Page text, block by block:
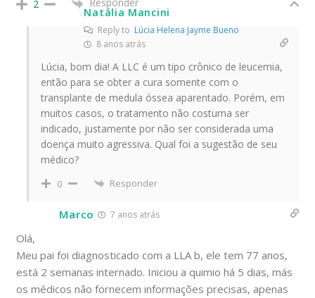
2 Responder
Natália Mancini
Reply toLúcia Helena Jayme Bueno
8 anos atrás
Lúcia, bom dia! A LLC é um tipo crônico de leucemia,
então para se obter a cura somente com o
transplante de medula óssea aparentado. Porém, em
muitos casos, o tratamento não costuma ser
indicado, justamente por não ser considerada uma
doença muito agressiva. Qual foi a sugestão de seu
médico?
0 Responder
Marco 7 anos atrás
Olá,
Meu pai foi diagnosticado com a LLA b, ele tem 77 anos,
está 2 semanas internado. Iniciou a quimio há 5 dias, más
os médicos não fornecem informações precisas, apenas